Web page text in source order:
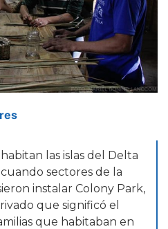
las islas del Delta
sectores de la
instalar Colony Park,
que significó el
que habitaban en